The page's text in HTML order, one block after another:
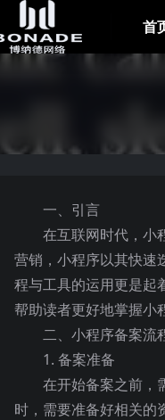
首
一、引言
在互联网时代，小
营销，小程序以其快速
程与工具的运用更是起
帮助读者更好地掌握小
二、小程序备案流
1. 备案准备
在开始备案之前，
时，需要准备好相关的